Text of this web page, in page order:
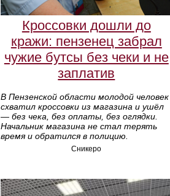
Кроссовки дошли до
кражи: пензенец забрал
чужие бутсы без чеки и не
заплатив
В Пензенской области молодой человек
схватил кроссовки из магазина и ушёл
— без чека, без оплаты, без оглядки.
Начальник магазина не стал терять
время и обратился в полицию.
Сникеро